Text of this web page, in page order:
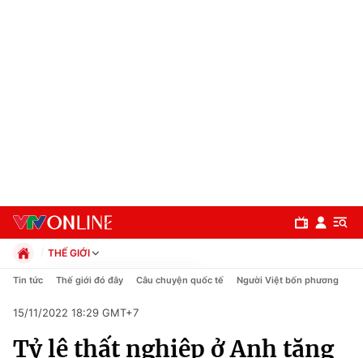
Chuyên mục
THẾ GIỚI
Chính trị
Pháp luật
Kinh tế
Tin tức Thế giới đó đây Câu chuyện quốc tế Người Việt bốn phương
15/11/2022 18:29 GMT+7
Tỷ lệ thất nghiệp ở Anh tăng